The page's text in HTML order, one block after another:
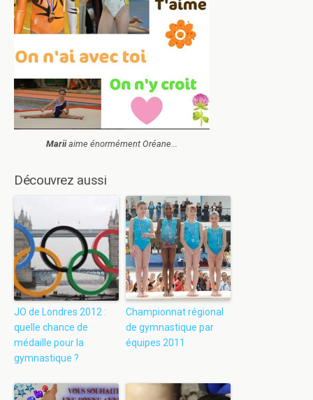
Mariiaime énormément Oréane...
Découvrez aussi
JO de Londres 2012 :
quelle chance de
médaille pour la
gymnastique ?
Championnat régional
de gymnastique par
équipes 2011